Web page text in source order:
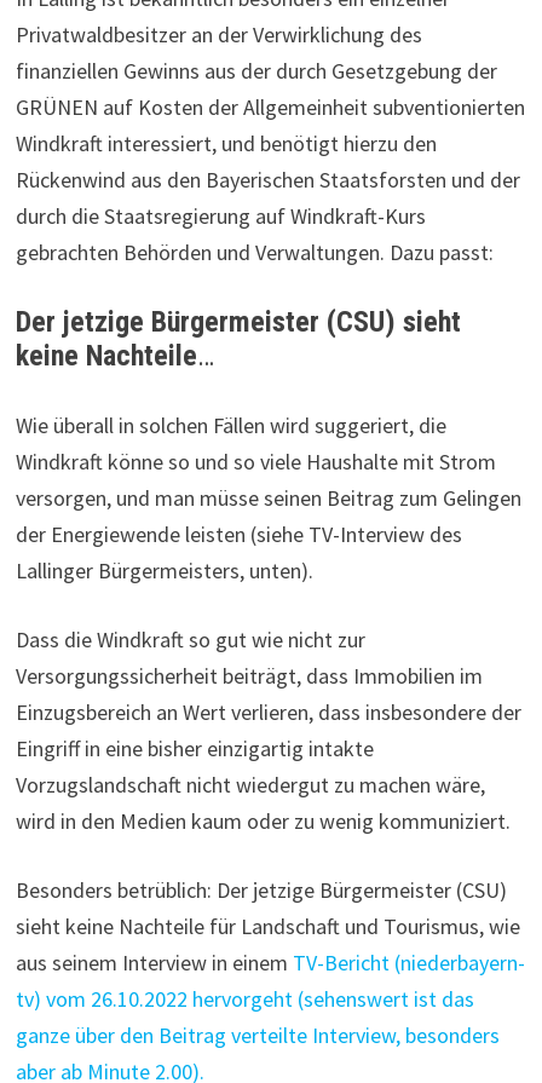
Privatwaldbesitzer an der Verwirklichung des
finanziellen Gewinns aus der durch Gesetzgebung der
GRÜNEN auf Kosten der Allgemeinheit subventionierten
Windkraft interessiert, und benötigt hierzu den
Rückenwind aus den Bayerischen Staatsforsten und der
durch die Staatsregierung auf Windkraft-Kurs
gebrachten Behörden und Verwaltungen. Dazu passt:
Der jetzige Bürgermeister (CSU) sieht
keine Nachteile…
Wie überall in solchen Fällen wird suggeriert, die
Windkraft könne so und so viele Haushalte mit Strom
versorgen, und man müsse seinen Beitrag zum Gelingen
der Energiewende leisten (siehe TV-Interview des
Lallinger Bürgermeisters, unten).
Dass die Windkraft so gut wie nicht zur
Versorgungssicherheit beiträgt, dass Immobilien im
Einzugsbereich an Wert verlieren, dass insbesondere der
Eingriff in eine bisher einzigartig intakte
Vorzugslandschaft nicht wiedergut zu machen wäre,
wird in den Medien kaum oder zu wenig kommuniziert.
Besonders betrüblich: Der jetzige Bürgermeister (CSU)
sieht keine Nachteile für Landschaft und Tourismus, wie
aus seinem Interview in einem TV-Bericht (niederbayern-
tv) vom 26.10.2022 hervorgeht (sehenswert ist das
ganze über den Beitrag verteilte Interview, besonders
aber ab Minute 2.00).